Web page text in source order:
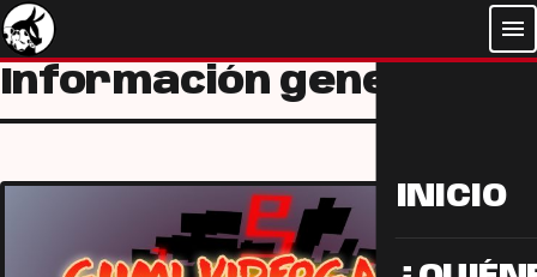
menu
INICIO
Información general